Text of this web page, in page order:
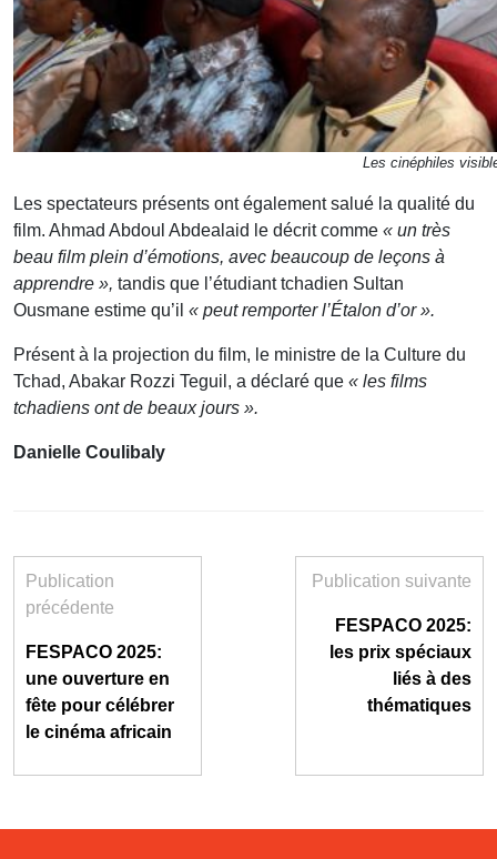
Les cinéphiles
Les spectateurs présents ont également salué la qualité du
film. Ahmad Abdoul Abdealaid le décrit comme « un très
beau film plein d’émotions, avec beaucoup de leçons à
apprendre », tandis que l’étudiant tchadien Sultan
Ousmane estime qu’il « peut remporter l’Étalon d’or ».
Présent à la projection du film, le ministre de la Culture du
Tchad, Abakar Rozzi Teguil, a déclaré que « les films
tchadiens ont de beaux jours ».
Danielle Coulibaly
Publication
précédente
FESPACO 2025:
une ouverture en
fête pour célébrer
le cinéma africain
Publication suivante
FESPACO 2025:
les prix spéciaux
liés à des
thématiques